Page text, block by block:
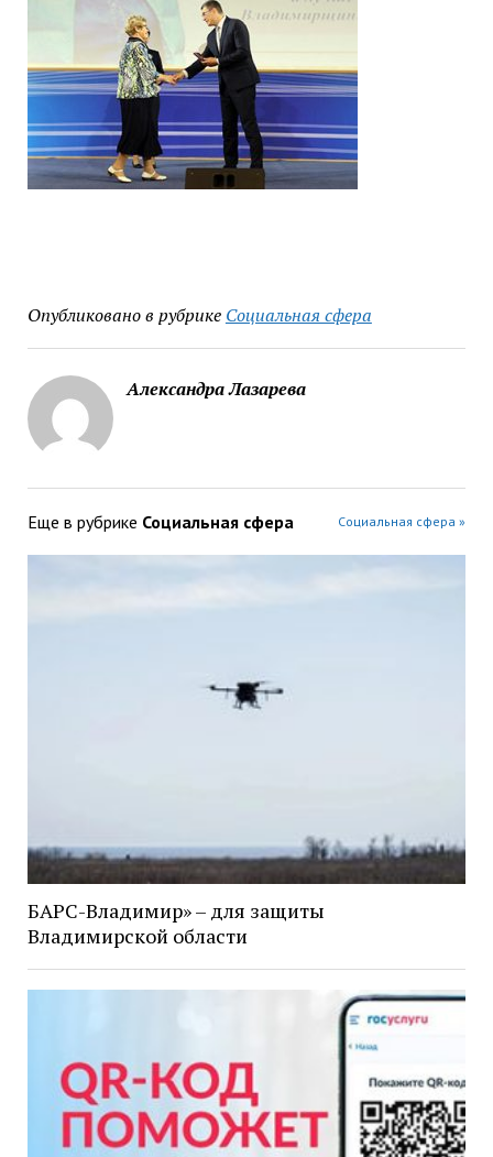
Опубликовано в рубрике Социальная сфера
Александра Лазарева
Еще в рубрике Социальная сфера Социальная сфера »
БАРС-Владимир» – для защиты
Владимирской области